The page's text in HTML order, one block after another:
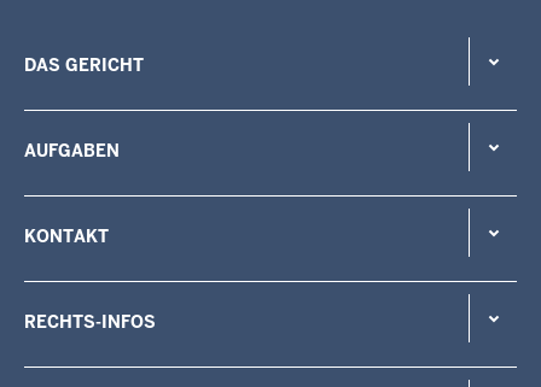
DAS GERICHT
AUFGABEN
KONTAKT
RECHTS-INFOS